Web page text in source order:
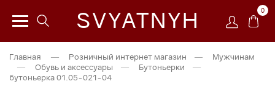
SVYATNYH 0
Главная — Розничный интернет магазин —
Мужчинам
—
Обувь и аксессуары — Бутоньерки
—
бутоньерка 01.05-021-04